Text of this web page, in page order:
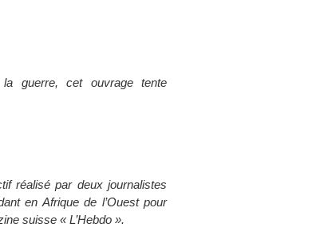
la guerre, cet ouvrage tente
réalisé par deux journalistes
en Afrique de l’Ouest pour
suisse « L’Hebdo ».